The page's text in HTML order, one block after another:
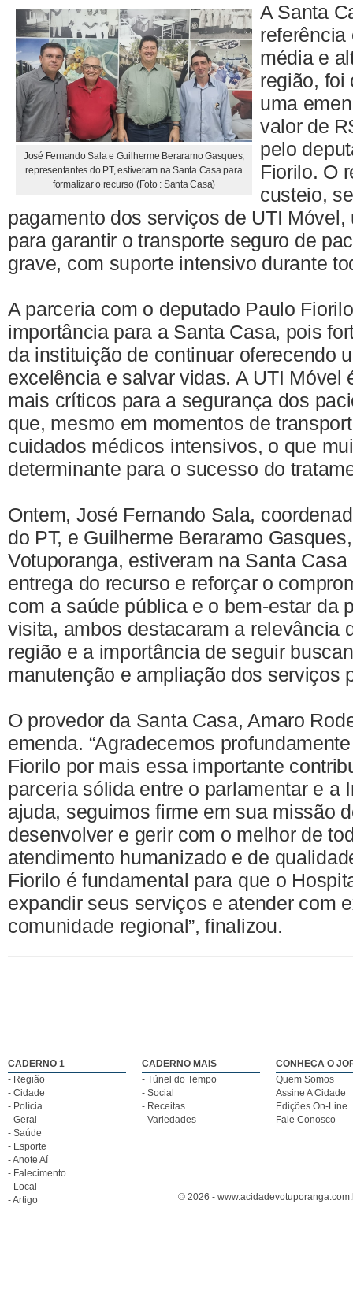
José Fernando Sala e Guilherme Beraramo Gasques,
representantes do PT, estiveram na Santa Casa para
formalizar o recurso (Foto : Santa Casa)
A Santa
referência
média e
região, foi
uma
valor de
pelo
Fiorilo. O
custeio,
pagamento dos serviços de UTI
para garantir o transporte seguro de
grave, com suporte intensivo durante
A parceria com o deputado Paulo
importância para a Santa Casa, pois
da instituição de continuar oferecendo
excelência e salvar vidas. A UTI Móvel
mais críticos para a segurança dos
que, mesmo em momentos de
cuidados médicos intensivos, o que
determinante para o sucesso do
Ontem, José Fernando Sala,
do PT, e Guilherme Beraramo
Votuporanga, estiveram na Santa
entrega do recurso e reforçar o
com a saúde pública e o bem-estar da
visita, ambos destacaram a relevância
região e a importância de seguir
manutenção e ampliação dos serviços
O provedor da Santa Casa, Amaro
emenda. “Agradecemos
Fiorilo por mais essa importante
parceria sólida entre o parlamentar e a
ajuda, seguimos firme em sua missão
desenvolver e gerir com o melhor de
atendimento humanizado e de
Fiorilo é fundamental para que o
expandir seus serviços e atender com
comunidade regional”, finalizou.
CADERNO 1
- Região
- Cidade
- Polícia
- Geral
- Saúde
- Esporte
- Anote Aí
- Falecimento
- Local
- Artigo
CADERNO MAIS
- Túnel do Tempo
- Social
- Receitas
- Variedades
CONHEÇA O
Quem Somos
Assine A Cidade
Edições On-Line
Fale Conosco
© 2026 -